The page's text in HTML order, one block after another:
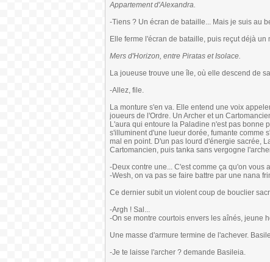
Appartement d'Alexandra.
-Tiens ? Un écran de bataille... Mais je suis au
Elle ferme l'écran de bataille, puis reçut déjà
Mers d'Horizon, entre Piratas et Isolace.
La joueuse trouve une île, où elle descend de
-Allez, file.
La monture s'en va. Elle entend une voix
joueurs de l'Ordre. Un Archer et un
L'aura qui entoure la Paladine n'est pas bonne
s'illuminent d'une lueur dorée, fumante comme
mal en point. D'un pas lourd d'énergie sacrée,
Cartomancien, puis tanka sans vergogne
-Deux contre une... C'est comme ça qu'on vous
-Wesh, on va pas se faire battre par une nana
Ce dernier subit un violent coup de bouclier
-Argh ! Sal...
-On se montre courtois envers les aînés, jeune
Une masse d'armure termine de l'achever.
-Je te laisse l'archer ? demande Basileia.